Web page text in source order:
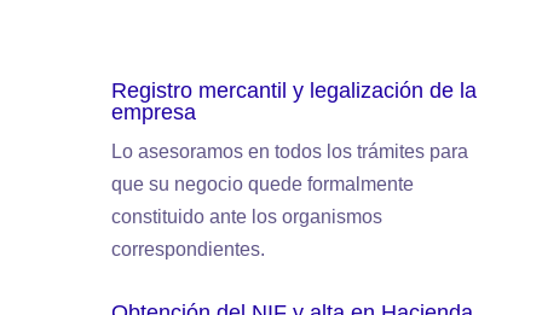
Registro mercantil y legalización de la
empresa
Lo asesoramos en todos los trámites para
que su negocio quede formalmente
constituido ante los organismos
correspondientes.